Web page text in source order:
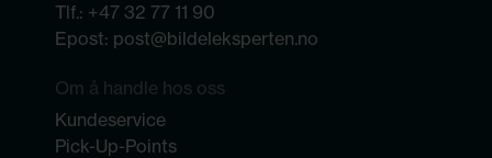
Tlf.: +47 32 77 11 90
Epost: post@bildeleksperten.no
Om å handle hos oss
Kundeservice
Pick-Up-Points